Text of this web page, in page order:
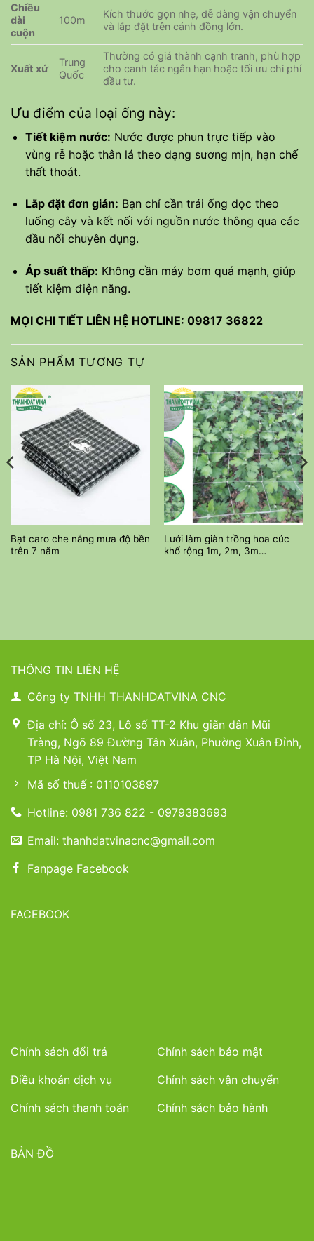
Chiều
dài
cuộn
100m
Kích thước gọn nhẹ, dễ dàng vận chuyển
và lắp đặt trên cánh đồng lớn.
Xuất xứ
Trung
Quốc
Thường có giá thành cạnh tranh, phù hợp
cho canh tác ngắn hạn hoặc tối ưu chi phí
đầu tư.
Ưu điểm của loại ống này:
Tiết kiệm nước: Nước được phun trực tiếp vào
vùng rễ hoặc thân lá theo dạng sương mịn, hạn chế
thất thoát.
Lắp đặt đơn giản: Bạn chỉ cần trải ống dọc theo
luống cây và kết nối với nguồn nước thông qua các
đầu nối chuyên dụng.
Áp suất thấp: Không cần máy bơm quá mạnh, giúp
tiết kiệm điện năng.
MỌI CHI TIẾT LIÊN HỆ HOTLINE: 09817 36822
SẢN PHẨM TƯƠNG TỰ
Bạt caro che nắng mưa độ bền
trên 7 năm
Lưới làm giàn trồng hoa cúc
khổ rộng 1m, 2m, 3m…
THÔNG TIN LIÊN HỆ
Công ty TNHH THANHDATVINA CNC
Địa chỉ: Ô số 23, Lô số TT-2 Khu giãn dân Mũi
Tràng, Ngõ 89 Đường Tân Xuân, Phường Xuân Đỉnh,
TP Hà Nội, Việt Nam
Mã số thuế : 0110103897
Hotline: 0981 736 822 - 0979383693
Email: thanhdatvinacnc@gmail.com
Fanpage Facebook
FACEBOOK
Chính sách đổi trả
Chính sách bảo mật
Điều khoản dịch vụ
Chính sách vận chuyển
Chính sách thanh toán
Chính sách bảo hành
BẢN ĐỒ